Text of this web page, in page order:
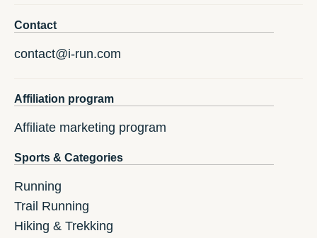
Contact
contact@i-run.com
Affiliation program
Affiliate marketing program
Sports & Categories
Running
Trail Running
Hiking & Trekking